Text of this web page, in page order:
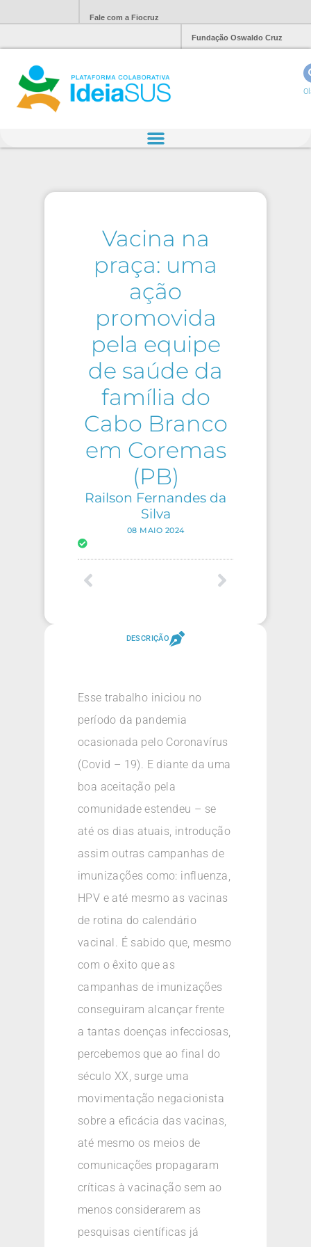
Fale com a Fiocruz
Fundação Oswaldo Cruz
Vacina na
praça: uma
ação
promovida
pela equipe
de saúde da
família do
Cabo Branco
em Coremas
(PB)
Railson Fernandes da
Silva
08 MAIO 2024
DESCRIÇÃO
Esse trabalho iniciou no
período da pandemia
ocasionada pelo Coronavírus
(Covid – 19). E diante da uma
boa aceitação pela
comunidade estendeu – se
até os dias atuais, introdução
assim outras campanhas de
imunizações como: influenza,
HPV e até mesmo as vacinas
de rotina do calendário
vacinal. É sabido que, mesmo
com o êxito que as
campanhas de imunizações
conseguiram alcançar frente
a tantas doenças infecciosas,
percebemos que ao final do
século XX, surge uma
movimentação negacionista
sobre a eficácia das vacinas,
até mesmo os meios de
comunicações propagaram
críticas à vacinação sem ao
menos considerarem as
pesquisas científicas já